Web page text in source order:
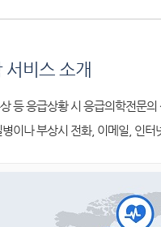
비스 소개
등 응급상황 시 응급의학전문의
이나 부상시 전화, 이메일, 인